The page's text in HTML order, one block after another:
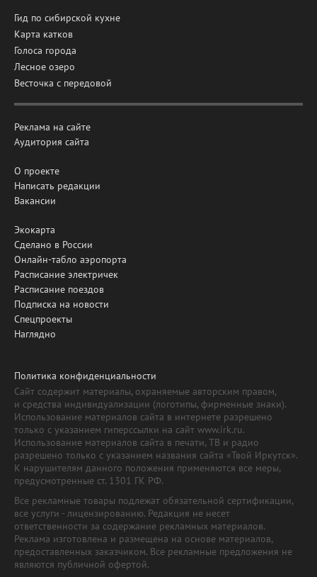
Гид по сибирской кухне
Карта катков
Голоса города
Лесное озеро
Весточка с передовой
Реклама на сайте
Аудитория сайта
О проекте
Написать редакции
Вакансии
Экокарта
Сделано в России
Онлайн-табло аэропорта
Расписание электричек
Расписание поездов
Подписка на новости
Спецпроекты
Наглядно
Политика конфиденциальности
Сайт содержит материалы, охраняемые авторским правом,
и средства индивидуализации (логотипы, фирменные знаки).
Использование материалов сайта в интернете разрешено
только с указанием гиперссылки на сайт www.irk.ru.
Использование материалов сайта в печати, ТВ и радио
разрешено только с указанием названия сайта «Твой Иркутск».
К нарушителям данного положения применяются все меры,
предусмотренные ст. 1301 ГК РФ.
Все рекламные товары подлежат обязательной сертификации,
все услуги - лицензированию. Редакция не несет
ответственности за содержание рекламных материалов.
Реклама изготовлена и размещена на основе материалов,
предоставленных заказчиком. Все рекламные предложения не
являются публичной офертой.